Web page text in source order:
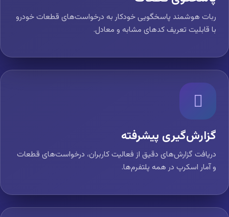
ربات هوشمند پاسخگویی خودکار به درخواست‌های قطعات خودرو
با قابلیت تعریف کدهای مشابه و معادل.
گزارش‌گیری پیشرفته
دریافت گزارش‌های دقیق از فعالیت کاربران، درخواست‌های قطعات
و آمار اسکرپ در همه پلتفرم‌ها.